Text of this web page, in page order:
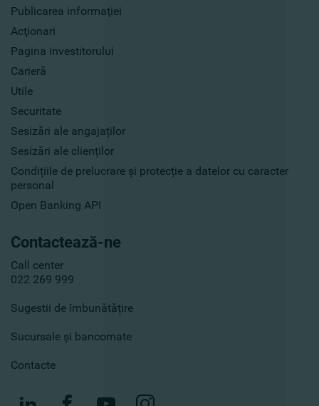
Publicarea informaţiei
Acţionari
Pagina investitorului
Carieră
Utile
Securitate
Sesizări ale angajaților
Sesizări ale clienților
Condițiile de prelucrare și protecție a datelor cu caracter
personal
Open Banking API
Contactează-ne
Call center
022 269 999
Sugestii de îmbunătățire
Sucursale și bancomate
Contacte